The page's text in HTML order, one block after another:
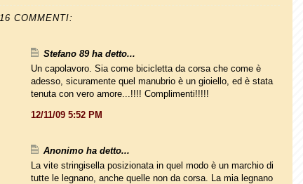
16 COMMENTI:
Stefano 89 ha detto...
Un capolavoro. Sia come bicicletta da corsa che come è
adesso, sicuramente quel manubrio è un gioiello, ed è stata
tenuta con vero amore...!!!! Complimenti!!!!!
12/11/09 5:52 PM
Anonimo ha detto...
La vite stringisella posizionata in quel modo è un marchio di
tutte le legnano, anche quelle non da corsa. La mia legnano